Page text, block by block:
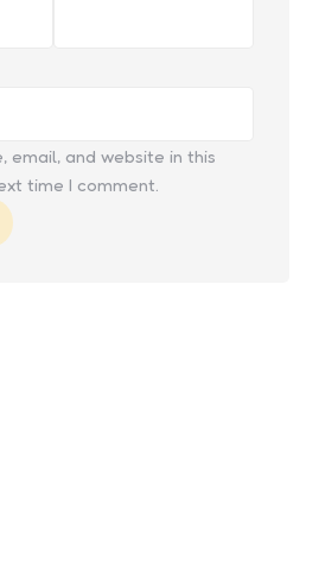
email, and website in this
time I comment.